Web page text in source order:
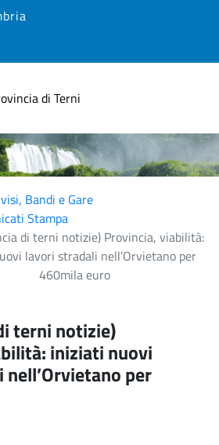
di Terni
Bandi e Gare
Stampa
di terni notizie) Provincia, viabilità:
lavori stradali nell’Orvietano per
460mila euro
terni notizie)
iniziati nuovi
per